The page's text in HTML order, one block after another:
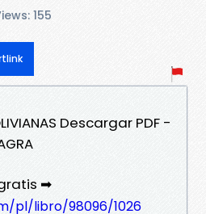
155
Descargar PDF -
➡
pl/libro/98096/1026